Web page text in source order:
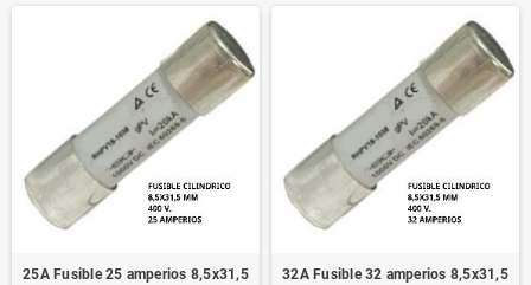
25A Fusible 25 amperios 8,5x31,5
32A Fusible 32 amperios 8,5x31,5